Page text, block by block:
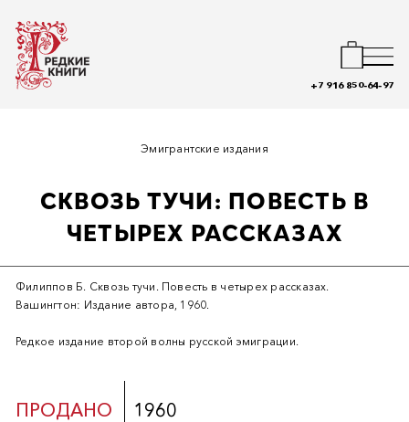
+7 916 850-64-97
Эмигрантские издания
СКВОЗЬ ТУЧИ: ПОВЕСТЬ В
ЧЕТЫРЕХ РАССКАЗАХ
Филиппов Б. Сквозь тучи. Повесть в четырех рассказах.
Вашингтон: Издание автора, 1960.
Редкое издание второй волны русской эмиграции.
ПРОДАНО 1960